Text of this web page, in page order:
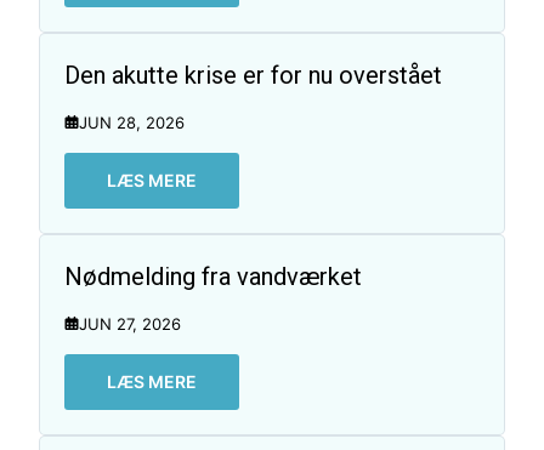
Den akutte krise er for nu overstået
JUN 28, 2026
LÆS MERE
Nødmelding fra vandværket
JUN 27, 2026
LÆS MERE